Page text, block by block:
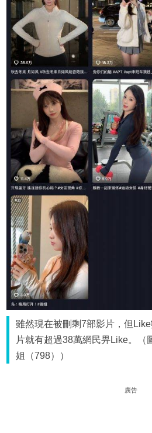
雖然現在被刪剩7部影片，但
片就有超過38萬網民畀Like。（
姐（798））
廣告